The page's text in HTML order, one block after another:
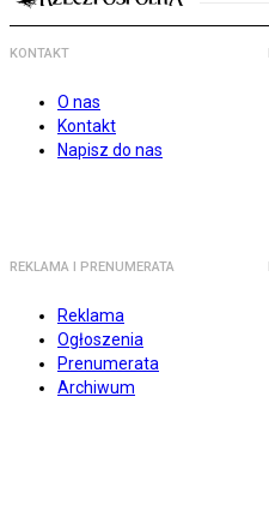
KONTAKT
O nas
Kontakt
Napisz do nas
REKLAMA I PRENUMERATA
Reklama
Ogłoszenia
Prenumerata
Archiwum